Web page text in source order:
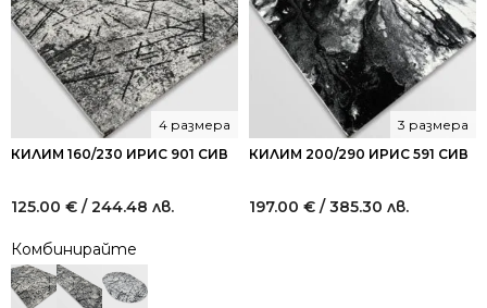
КИЛИМ 160/230 ИРИС 901 СИВ
4 размера
125.00 € / 244.48 лв.
Комбинирайте
КИЛИМ 200/290 ИРИС 591 СИВ
3 размера
197.00 € / 385.30 лв.